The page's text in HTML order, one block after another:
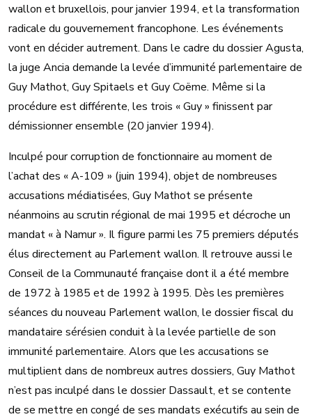
wallon et bruxellois, pour janvier 1994, et la transformation
radicale du gouvernement francophone. Les événements
vont en décider autrement. Dans le cadre du dossier Agusta,
la juge Ancia demande la levée d’immunité parlementaire de
Guy Mathot, Guy Spitaels et Guy Coëme. Même si la
procédure est différente, les trois « Guy » finissent par
démissionner ensemble (20 janvier 1994).
Inculpé pour corruption de fonctionnaire au moment de
l’achat des « A-109 » (juin 1994), objet de nombreuses
accusations médiatisées, Guy Mathot se présente
néanmoins au scrutin régional de mai 1995 et décroche un
mandat « à Namur ». Il figure parmi les 75 premiers députés
élus directement au Parlement wallon. Il retrouve aussi le
Conseil de la Communauté française dont il a été membre
de 1972 à 1985 et de 1992 à 1995. Dès les premières
séances du nouveau Parlement wallon, le dossier fiscal du
mandataire sérésien conduit à la levée partielle de son
immunité parlementaire. Alors que les accusations se
multiplient dans de nombreux autres dossiers, Guy Mathot
n’est pas inculpé dans le dossier Dassault, et se contente
de se mettre en congé de ses mandats exécutifs au sein de